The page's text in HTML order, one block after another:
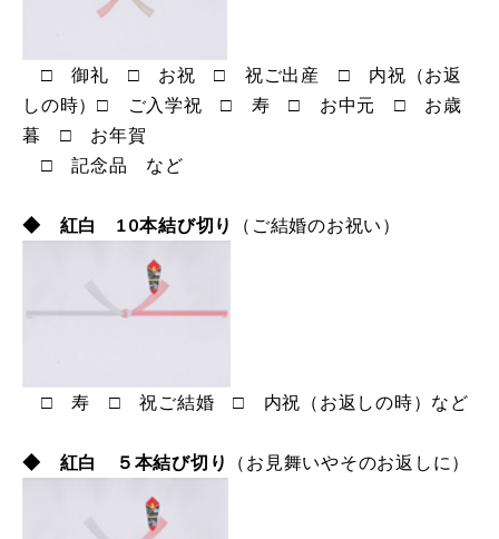
□ 御礼 □ お祝 □ 祝ご出産 □ 内祝（お返
しの時）□ ご入学祝 □ 寿 □ お中元 □ お歳
暮 □ お年賀
□ 記念品 など
◆ 紅白 10本結び切り （ご結婚のお祝い）
□ 寿 □ 祝ご結婚 □ 内祝（お返しの時）など
◆ 紅白 ５本結び切り （お見舞いやそのお返しに）